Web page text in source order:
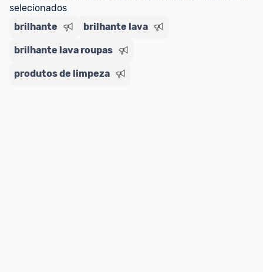
selecionados
brilhante
brilhante lava
brilhante lava roupas
produtos de limpeza